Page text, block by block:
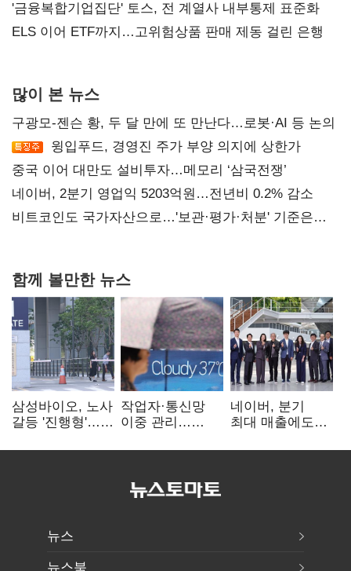
'금융복합기업집단' 토스, 전 계열사 내부통제 표준화
ELS 이어 ETF까지…고위험상품 판매 제동 걸린 은행
많이 본 뉴스
구광모-젠슨 황, 두 달 만에 또 만난다…로봇·AI 등 논의
윙입푸드, 경영진 주가 부양 의지에 상한가
중국 이어 대만도 설비투자…메모리 ‘삼국전쟁’
네이버, 2분기 영업익 5203억원…전년비 0.2% 감소
비트코인도 국가자산으로…'보관·평가·처분' 기준은
함께 볼만한 뉴스
삼성바이오, 노사
갈등 '진행형'…
작업자·통신망
이중 관리…
비상대응 돌입
네이버, 분기
최대 매출에도
팩토리 속도
뉴스
뉴스북